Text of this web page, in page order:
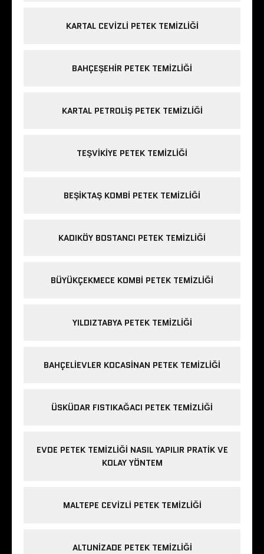
KARTAL CEVIZLI PETEK TEMIZLIĞI
BAHÇEŞEHIR PETEK TEMIZLIĞI
KARTAL PETROLIŞ PETEK TEMIZLIĞI
TEŞVIKIYE PETEK TEMIZLIĞI
BEŞIKTAŞ KOMBI PETEK TEMIZLIĞI
KADIKÖY BOSTANCI PETEK TEMIZLIĞI
BÜYÜKÇEKMECE KOMBI PETEK TEMIZLIĞI
YILDIZTABYA PETEK TEMIZLIĞI
BAHÇELIEVLER KOCASINAN PETEK TEMIZLIĞI
ÜSKÜDAR FISTIKAĞACI PETEK TEMIZLIĞI
EVDE PETEK TEMIZLIĞI NASIL YAPILIR PRATIK VE
KOLAY YÖNTEM
MALTEPE CEVIZLI PETEK TEMIZLIĞI
ALTUNIZADE PETEK TEMIZLIĞI